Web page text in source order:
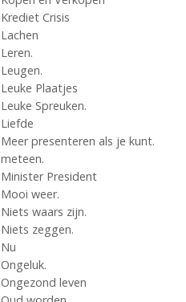
Krediet Crisis
Lachen
Leren.
Leugen.
Leuke Plaatjes
Leuke Spreuken.
Liefde
Meer presenteren als je kunt.
meteen.
Minister President
Mooi weer.
Niets waars zijn.
Niets zeggen.
Nu
Ongeluk.
Ongezond leven